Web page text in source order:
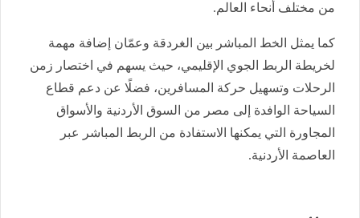
من مختلف أنحاء العالم.
كما يمثل الخط المباشر بين الغردقة وعمّان إضافة مهمة
لخريطة الربط الجوي الإقليمي، حيث يسهم في اختصار زمن
الرحلات وتسهيل حركة المسافرين، فضلًا عن دعم قطاع
السياحة الوافدة إلى مصر من السوق الأردنية والأسواق
المجاورة التي يمكنها الاستفادة من الربط المباشر عبر
العاصمة الأردنية.